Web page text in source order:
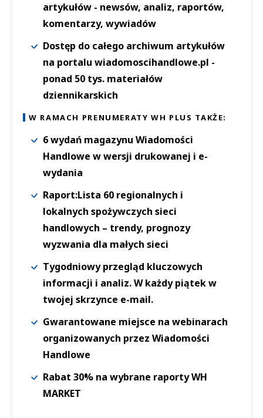
artykułów - newsów, analiz, raportów,
komentarzy, wywiadów
Dostęp do całego archiwum artykułów
na portalu wiadomoscihandlowe.pl -
ponad 50 tys. materiałów
dziennikarskich
W RAMACH PRENUMERATY WH PLUS TAKŻE:
6 wydań magazynu Wiadomości
Handlowe w wersji drukowanej i e-
wydania
Raport:Lista 60 regionalnych i
lokalnych spożywczych sieci
handlowych – trendy, prognozy
wyzwania dla małych sieci
Tygodniowy przegląd kluczowych
informacji i analiz. W każdy piątek w
twojej skrzynce e-mail.
Gwarantowane miejsce na webinarach
organizowanych przez Wiadomości
Handlowe
Rabat 30% na wybrane raporty WH
MARKET